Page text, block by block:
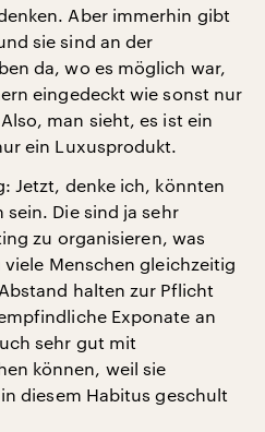
Aber immerhin gibt
sie sind an der
da, wo es möglich war,
eingedeckt wie sonst nur
man sieht, es ist ein
ein Luxusprodukt.
Jetzt, denke ich, könnten
Die sind ja sehr
zu organisieren, was
Menschen gleichzeitig
halten zur Pflicht
Exponate an
sehr gut mit
können, weil sie
diesem Habitus geschult